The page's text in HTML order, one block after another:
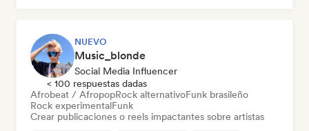
NUEVO
Music_blonde
Social Media Influencer
< 100 respuestas dadas
Afrobeat / AfropopRock alternativoFunk brasileño
Rock experimentalFunk
Crear publicaciones o reels impactantes sobre artistas